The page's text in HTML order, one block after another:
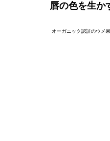
唇の色を生か
オーガニック認証のウメ